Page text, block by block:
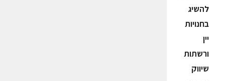
להשיג
בחנויות
יין
ורשתות
שיווק